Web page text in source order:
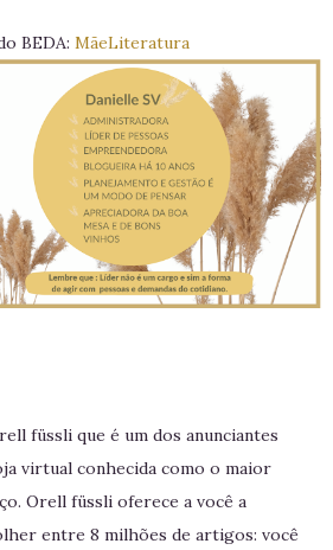
BEDA: MãeLiteratura
füssli que é um dos anunciantes
virtual conhecida como o maior
Orell füssli oferece a você a
entre 8 milhões de artigos: você